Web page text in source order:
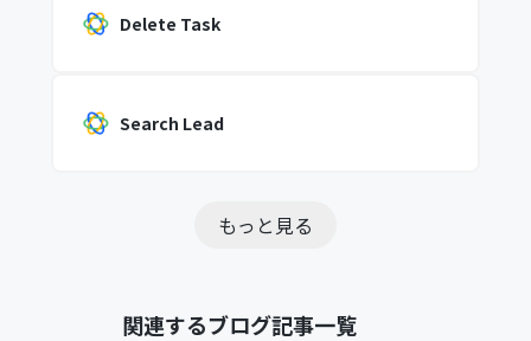
Delete Task
Search Lead
もっと見る
関連するブログ記事一覧